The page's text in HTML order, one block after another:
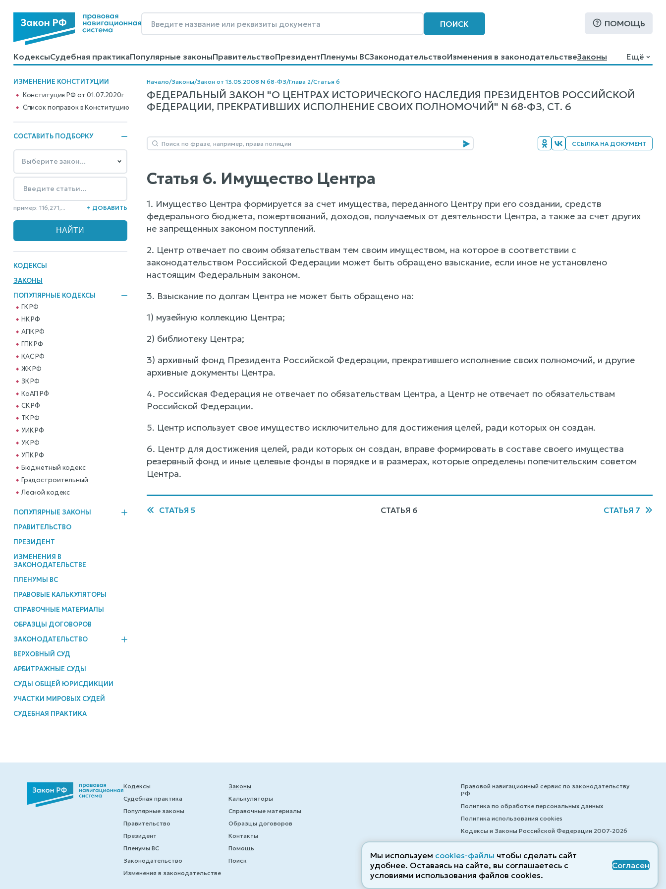
ПОИСК ПОМОЩЬ
КодексыСудебная практикаПопулярные законыПравительствоПрезидентПленумы ВСЗаконодательствоИзменения в законодательствеЗаконы
КалькуляторыСправочные материалыОбразцы договоровКонтактыПомощьПоиск
Ещё
ИЗМЕНЕНИЕ КОНСТИТУЦИИ
Конституция РФ от 01.07.2020г
Cписок поправок в Конституцию
СОСТАВИТЬ ПОДБОРКУ
пример: 116,271,... + ДОБАВИТЬ
КОДЕКСЫ
ЗАКОНЫ
ПОПУЛЯРНЫЕ КОДЕКСЫ
ГК РФ
НК РФ
АПК РФ
ГПК РФ
КАС РФ
ЖК РФ
ЗК РФ
КоАП РФ
СК РФ
ТК РФ
УИК РФ
УК РФ
УПК РФ
Бюджетный кодекс
Градостроительный
Лесной кодекс
ПОПУЛЯРНЫЕ ЗАКОНЫ
ПРАВИТЕЛЬСТВО
ПРЕЗИДЕНТ
ИЗМЕНЕНИЯ В
ЗАКОНОДАТЕЛЬСТВЕ
ПЛЕНУМЫ ВС
ПРАВОВЫЕ КАЛЬКУЛЯТОРЫ
СПРАВОЧНЫЕ МАТЕРИАЛЫ
ОБРАЗЦЫ ДОГОВОРОВ
ЗАКОНОДАТЕЛЬСТВО
ВЕРХОВНЫЙ СУД
АРБИТРАЖНЫЕ СУДЫ
СУДЫ ОБЩЕЙ ЮРИСДИКЦИИ
УЧАСТКИ МИРОВЫХ СУДЕЙ
СУДЕБНАЯ ПРАКТИКА
Начало/Законы/Закон от 13.05.2008 N 68-ФЗ/Глава 2/Статья 6
ФЕДЕРАЛЬНЫЙ ЗАКОН "О ЦЕНТРАХ ИСТОРИЧЕСКОГО НАСЛЕДИЯ ПРЕЗИДЕНТОВ РОССИЙСКОЙ
ФЕДЕРАЦИИ, ПРЕКРАТИВШИХ ИСПОЛНЕНИЕ СВОИХ ПОЛНОМОЧИЙ" N 68-ФЗ, СТ. 6
ССЫЛКА НА ДОКУМЕНТ
Статья 6. Имущество Центра
1. Имущество Центра формируется за счет имущества, переданного Центру при его создании, средств
федерального бюджета, пожертвований, доходов, получаемых от деятельности Центра, а также за счет других
не запрещенных законом поступлений.
2. Центр отвечает по своим обязательствам тем своим имуществом, на которое в соответствии с
законодательством Российской Федерации может быть обращено взыскание, если иное не установлено
настоящим Федеральным законом.
3. Взыскание по долгам Центра не может быть обращено на:
1) музейную коллекцию Центра;
2) библиотеку Центра;
3) архивный фонд Президента Российской Федерации, прекратившего исполнение своих полномочий, и другие
архивные документы Центра.
4. Российская Федерация не отвечает по обязательствам Центра, а Центр не отвечает по обязательствам
Российской Федерации.
5. Центр использует свое имущество исключительно для достижения целей, ради которых он создан.
6. Центр для достижения целей, ради которых он создан, вправе формировать в составе своего имущества
резервный фонд и иные целевые фонды в порядке и в размерах, которые определены попечительским советом
Центра.
СТАТЬЯ 5 СТАТЬЯ 6 СТАТЬЯ 7
Кодексы
Судебная практика
Популярные законы
Правительство
Президент
Пленумы ВС
Законодательство
Изменения в законодательстве
Законы
Калькуляторы
Справочные материалы
Образцы договоров
Контакты
Помощь
Поиск
Правовой навигационный сервис по законодательству
РФ
Политика по обработке персональных данных
Политика использования cookies
Кодексы и Законы Российской Федерации 2007-2026
© ZAKONRF.INFO
Мы используем cookies-файлы чтобы сделать сайт
удобнее. Оставаясь на сайте, вы соглашаетесь с
условиями использования файлов cооkies.
Согласен